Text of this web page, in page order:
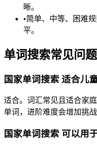
晰。
•简单、中等、困难
平。
单词搜索常见问题
国家单词搜索 适合儿
适合。词汇常见且适合家
单词，进阶难度会增加挑战
国家单词搜索 可以用